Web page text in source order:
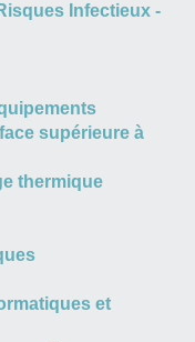
Infectieux -
supérieure à
thermique
et